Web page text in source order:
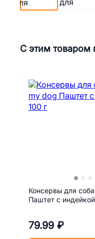
С этим товаром
Консервы для
Паштет с
79.99 ₽